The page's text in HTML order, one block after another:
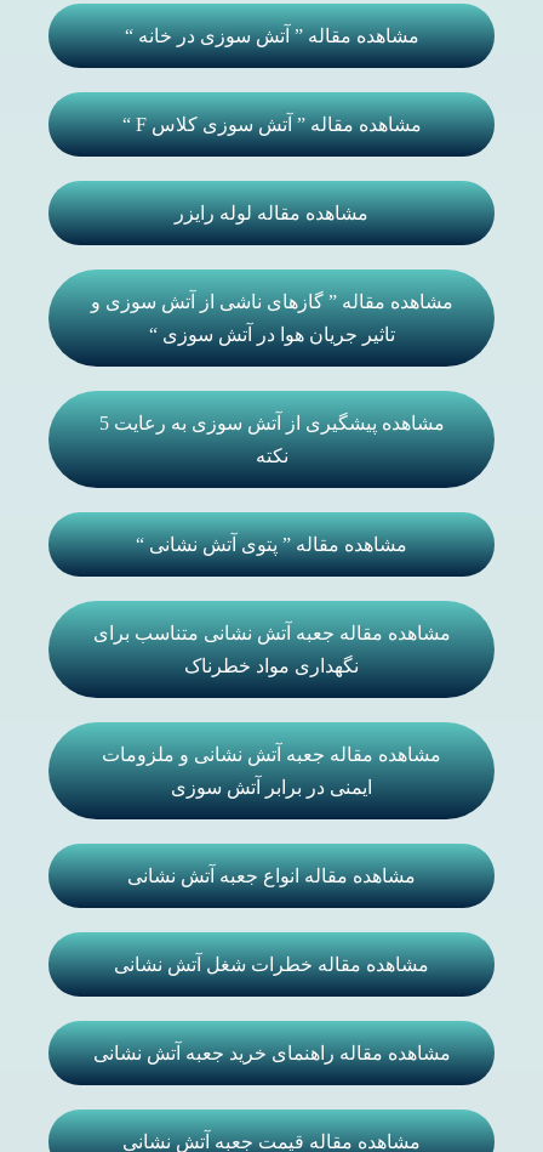
مشاهده مقاله ” آتش سوزی در خانه “
مشاهده مقاله ” آتش سوزی کلاس F “
مشاهده مقاله لوله رایزر
مشاهده مقاله ” گازهای ناشی از آتش سوزی و
تاثیر جریان هوا در آتش سوزی “
مشاهده پیشگیری از آتش سوزی به رعایت 5
نکته
مشاهده مقاله ” پتوی آتش نشانی “
مشاهده مقاله جعبه آتش نشانی متناسب برای
نگهداری مواد خطرناک
مشاهده مقاله جعبه آتش نشانی و ملزومات
ایمنی در برابر آتش سوزی
مشاهده مقاله انواع جعبه آتش نشانی
مشاهده مقاله خطرات شغل آتش نشانی
مشاهده مقاله راهنمای خرید جعبه آتش نشانی
مشاهده مقاله قیمت جعبه آتش نشانی